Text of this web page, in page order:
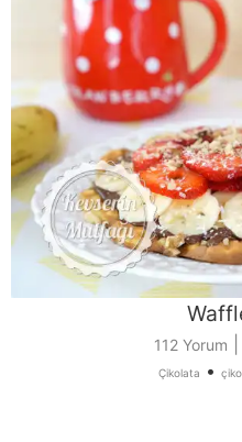
112 Yorum
Çikolata •